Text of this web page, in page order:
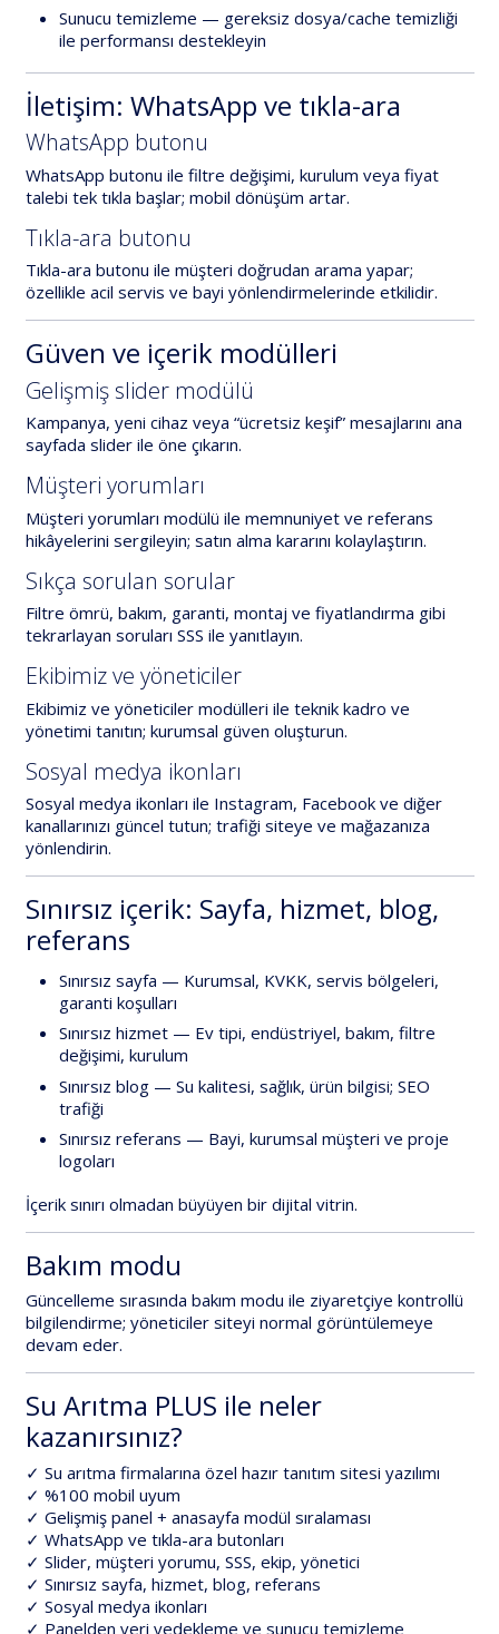
Sunucu temizleme — gereksiz dosya/cache temizliği
ile performansı destekleyin
İletişim: WhatsApp ve tıkla-ara
WhatsApp butonu
WhatsApp butonu ile filtre değişimi, kurulum veya fiyat
talebi tek tıkla başlar; mobil dönüşüm artar.
Tıkla-ara butonu
Tıkla-ara butonu ile müşteri doğrudan arama yapar;
özellikle acil servis ve bayi yönlendirmelerinde etkilidir.
Güven ve içerik modülleri
Gelişmiş slider modülü
Kampanya, yeni cihaz veya “ücretsiz keşif” mesajlarını ana
sayfada sliderile öne çıkarın.
Müşteri yorumları
Müşteri yorumları modülü ile memnuniyet ve referans
hikâyelerini sergileyin; satın alma kararını kolaylaştırın.
Sıkça sorulan sorular
Filtre ömrü, bakım, garanti, montaj ve fiyatlandırma gibi
tekrarlayan soruları SSS ile yanıtlayın.
Ekibimiz ve yöneticiler
Ekibimiz ve yöneticilermodülleri ile teknik kadro ve
yönetimi tanıtın; kurumsal güven oluşturun.
Sosyal medya ikonları
Sosyal medya ikonları ile Instagram, Facebook ve diğer
kanallarınızı güncel tutun; trafiği siteye ve mağazanıza
yönlendirin.
Sınırsız içerik: Sayfa, hizmet, blog,
referans
Sınırsız sayfa — Kurumsal, KVKK, servis bölgeleri,
garanti koşulları
Sınırsız hizmet— Ev tipi, endüstriyel, bakım, filtre
değişimi, kurulum
Sınırsız blog— Su kalitesi, sağlık, ürün bilgisi; SEO
trafiği
Sınırsız referans — Bayi, kurumsal müşteri ve proje
logoları
İçerik sınırı olmadan büyüyen bir dijital vitrin.
Bakım modu
Güncelleme sırasında bakım modu ile ziyaretçiye kontrollü
bilgilendirme; yöneticiler siteyi normal görüntülemeye
devam eder.
Su Arıtma PLUS ile neler
kazanırsınız?
✓ Su arıtma firmalarına özel hazır tanıtım sitesi yazılımı
✓ %100 mobil uyum
✓ Gelişmiş panel + anasayfa modül sıralaması
✓ WhatsApp ve tıkla-ara butonları
✓ Slider, müşteri yorumu, SSS, ekip, yönetici
✓ Sınırsız sayfa, hizmet, blog, referans
✓ Sosyal medya ikonları
✓ Panelden veri yedekleme ve sunucu temizleme